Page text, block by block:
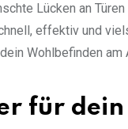
Lücken an
effektiv und
Wohlbefinden
für